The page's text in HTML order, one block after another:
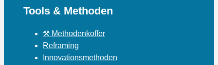
Tools & Methoden
⚒ Methodenkoffer
Reframing
Innovationsmethoden